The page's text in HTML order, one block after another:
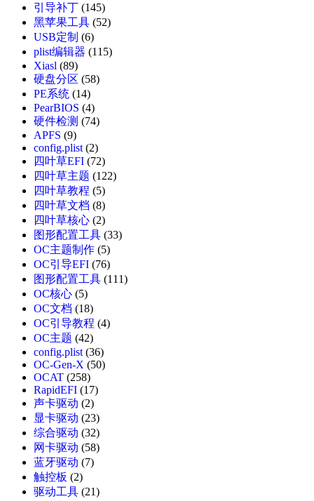
引导补丁 (145)
黑苹果工具 (52)
USB定制 (6)
plist编辑器 (115)
Xiasl (89)
硬盘分区 (58)
PE系统 (14)
PearBIOS (4)
硬件检测 (74)
APFS (9)
config.plist(2)
四叶草EFI (72)
四叶草主题 (122)
四叶草教程 (5)
四叶草文档 (8)
四叶草核心 (2)
图形配置工具 (33)
OC主题制作 (5)
OC引导EFI (76)
图形配置工具 (111)
OC核心 (5)
OC文档 (18)
OC引导教程 (4)
OC主题 (42)
config.plist(36)
OC-Gen-X (50)
OCAT (258)
RapidEFI (17)
声卡驱动 (2)
显卡驱动 (23)
综合驱动 (32)
网卡驱动 (58)
蓝牙驱动 (7)
触控板 (2)
驱动工具 (21)